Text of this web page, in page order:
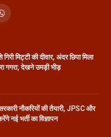
WhatsApp
गिरी मिट्टी की दीवार, अंदर छिपा मिला
गगरा; देखने उमड़ी भीड़
नौकरियों की तैयारी, JPSC और
नई भर्ती का विज्ञापन